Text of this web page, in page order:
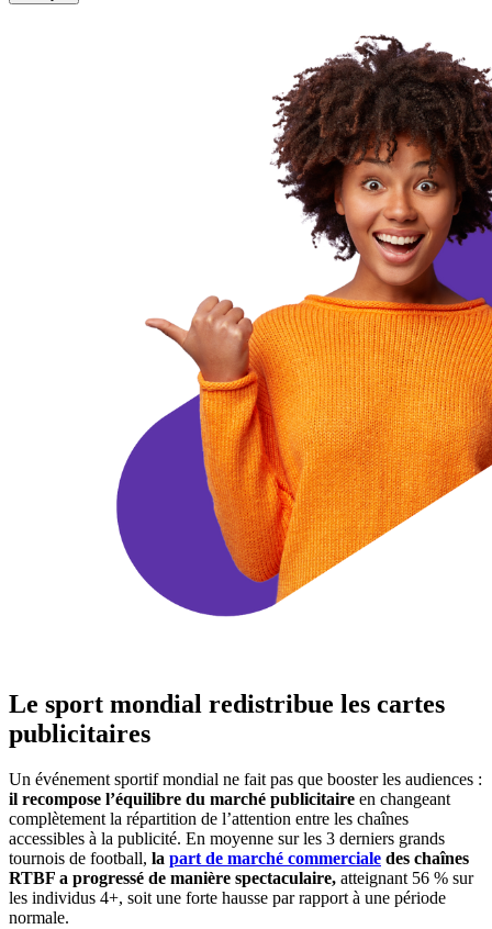
Le sport mondial redistribue les cartes
publicitaires
Un événement sportif mondial ne fait pas que booster les audiences :
il recompose l’équilibre du marché publicitaire en changeant
complètement la répartition de l’attention entre les chaînes
accessibles à la publicité. En moyenne sur les 3 derniers grands
tournois de football, la part de marché commerciale des chaînes
RTBF a progressé de manière spectaculaire, atteignant 56 % sur
les individus 4+, soit une forte hausse par rapport à une période
normale.